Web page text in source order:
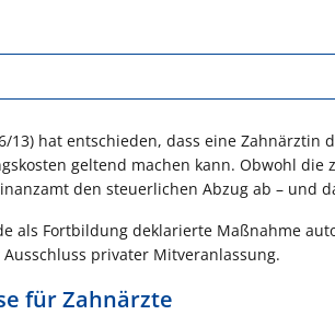
13) hat entschieden, dass eine
geltend machen kann. Obwohl die
den steuerlichen Abzug ab – und
als Fortbildung deklarierte Maßnahme
privater Mitveranlassung.
für Zahnärzte